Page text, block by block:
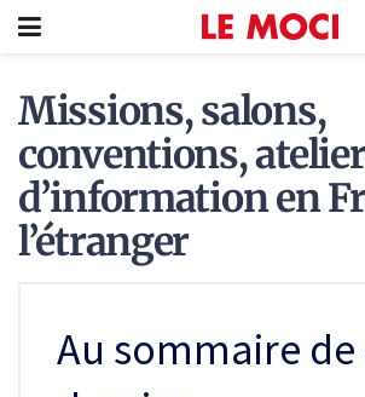
Missions, salons,
conventions,
d’information en
l’étranger
Au sommaire de